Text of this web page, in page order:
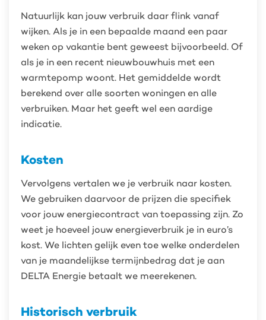
Natuurlijk kan jouw verbruik daar flink vanaf
wijken. Als je in een bepaalde maand een paar
weken op vakantie bent geweest bijvoorbeeld. Of
als je in een recent nieuwbouwhuis met een
warmtepomp woont. Het gemiddelde wordt
berekend over alle soorten woningen en alle
verbruiken. Maar het geeft wel een aardige
indicatie.
Kosten
Vervolgens vertalen we je verbruik naar kosten.
We gebruiken daarvoor de prijzen die specifiek
voor jouw energiecontract van toepassing zijn. Zo
weet je hoeveel jouw energieverbruik je in euro’s
kost. We lichten gelijk even toe welke onderdelen
van je maandelijkse termijnbedrag dat je aan
DELTA Energie betaalt we meerekenen.
Historisch verbruik